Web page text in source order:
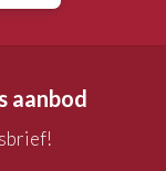
aanbod